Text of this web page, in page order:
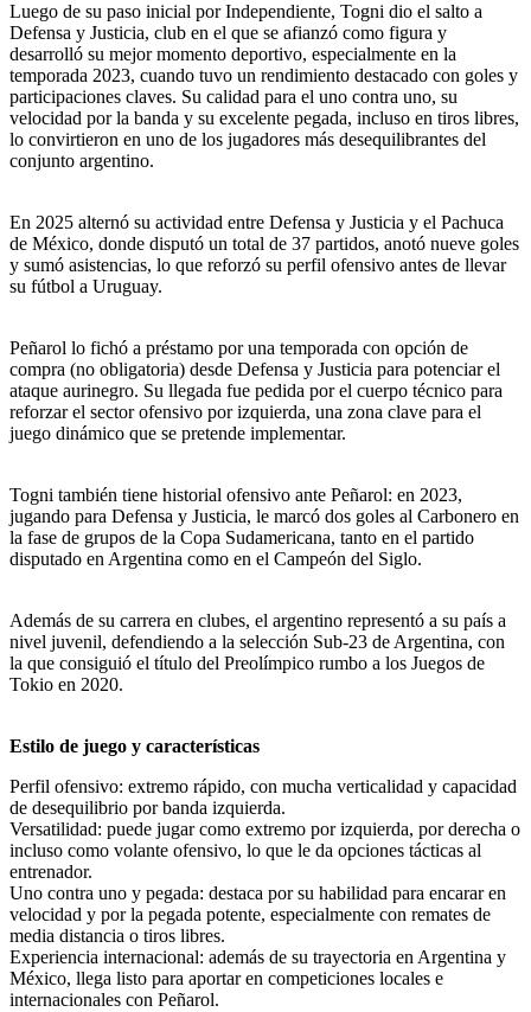
Luego de su paso inicial por Independiente, Togni dio el salto a
Defensa y Justicia, club en el que se afianzó como figura y
desarrolló su mejor momento deportivo, especialmente en la
temporada 2023, cuando tuvo un rendimiento destacado con goles y
participaciones claves. Su calidad para el uno contra uno, su
velocidad por la banda y su excelente pegada, incluso en tiros libres,
lo convirtieron en uno de los jugadores más desequilibrantes del
conjunto argentino.
En 2025 alternó su actividad entre Defensa y Justicia y el Pachuca
de México, donde disputó un total de 37 partidos, anotó nueve goles
y sumó asistencias, lo que reforzó su perfil ofensivo antes de llevar
su fútbol a Uruguay.
Peñarol lo fichó a préstamo por una temporada con opción de
compra (no obligatoria) desde Defensa y Justicia para potenciar el
ataque aurinegro. Su llegada fue pedida por el cuerpo técnico para
reforzar el sector ofensivo por izquierda, una zona clave para el
juego dinámico que se pretende implementar.
Togni también tiene historial ofensivo ante Peñarol: en 2023,
jugando para Defensa y Justicia, le marcó dos goles al Carbonero en
la fase de grupos de la Copa Sudamericana, tanto en el partido
disputado en Argentina como en el Campeón del Siglo.
Además de su carrera en clubes, el argentino representó a su país a
nivel juvenil, defendiendo a la selección Sub-23 de Argentina, con
la que consiguió el título del Preolímpico rumbo a los Juegos de
Tokio en 2020.
Estilo de juego y características
Perfil ofensivo: extremo rápido, con mucha verticalidad y capacidad
de desequilibrio por banda izquierda.
Versatilidad: puede jugar como extremo por izquierda, por derecha o
incluso como volante ofensivo, lo que le da opciones tácticas al
entrenador.
Uno contra uno y pegada: destaca por su habilidad para encarar en
velocidad y por la pegada potente, especialmente con remates de
media distancia o tiros libres.
Experiencia internacional: además de su trayectoria en Argentina y
México, llega listo para aportar en competiciones locales e
internacionales con Peñarol.